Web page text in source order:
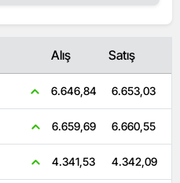
Alış Satış
6.646,84 6.653,03
6.659,69 6.660,55
4.341,53 4.342,09